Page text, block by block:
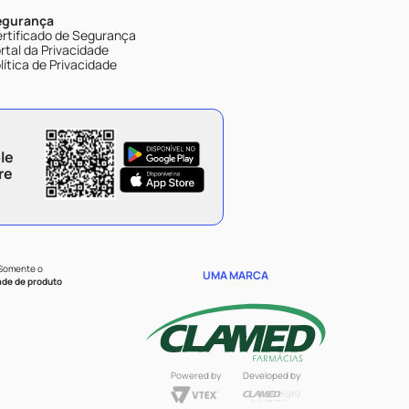
de Segurança
da Privacidade
de Privacidade
o
de produto
UMA MARCA
Powered by Developed by